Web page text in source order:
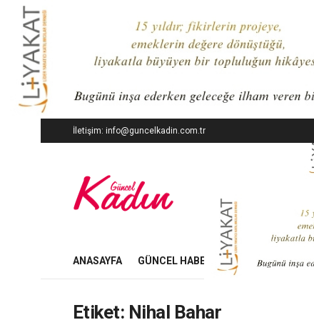
İletişim: info@guncelkadin.com.tr
ANASAYFA GÜNCEL HABERLER İŞ DÜNYASI
Etiket: Nihal Bahar